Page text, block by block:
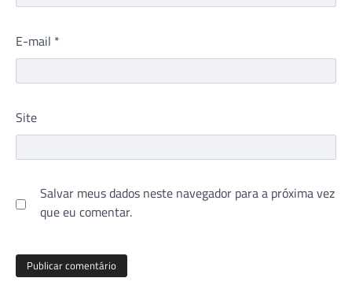
E-mail *
Site
Salvar meus dados neste navegador para a próxima vez
que eu comentar.